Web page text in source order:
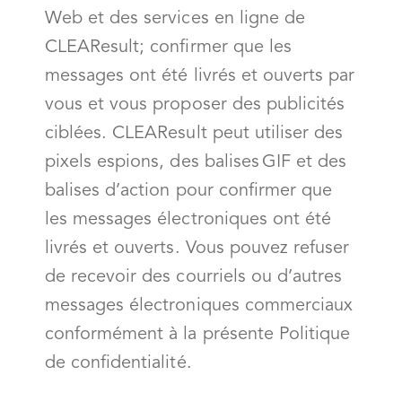
Web et des services en ligne de
CLEAResult; confirmer que les
messages ont été livrés et ouverts par
vous et vous proposer des publicités
ciblées. CLEAResult peut utiliser des
pixels espions, des balises GIF et des
balises d’action pour confirmer que
les messages électroniques ont été
livrés et ouverts. Vous pouvez refuser
de recevoir des courriels ou d’autres
messages électroniques commerciaux
conformément à la présente Politique
de confidentialité.